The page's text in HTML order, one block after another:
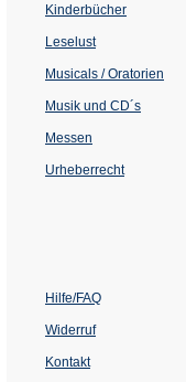
Kinderbücher
Leselust
Musicals / Oratorien
Musik und CD´s
Messen
Urheberrecht
Hilfe/FAQ
Widerruf
Kontakt